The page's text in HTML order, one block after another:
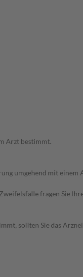
Arzt bestimmt.
umgehend mit einem
fragen Sie
sollten Sie das